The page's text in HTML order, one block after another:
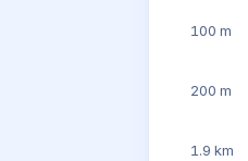
100 m
200 m
1.9 km